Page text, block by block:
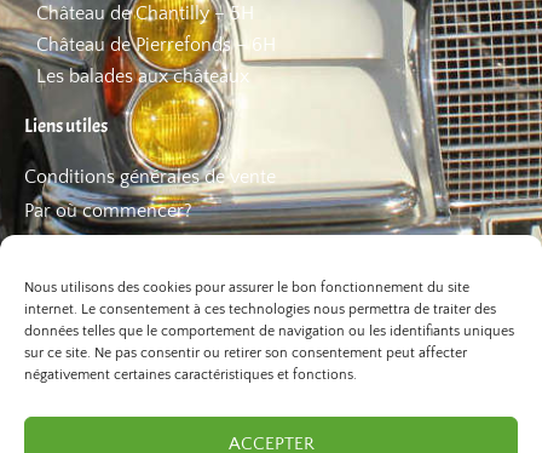
Nous utilisons des cookies pour assurer le bon fonctionnement du site
internet. Le consentement à ces technologies nous permettra de traiter des
données telles que le comportement de navigation ou les identifiants uniques
sur ce site. Ne pas consentir ou retirer son consentement peut affecter
négativement certaines caractéristiques et fonctions.
ACCEPTER
Château de Chantilly – 5H
Château de Pierrefonds – 6H
Les balades aux châteaux
Liens utiles
Conditions générales de vente
Par où commencer?
Les bons plans